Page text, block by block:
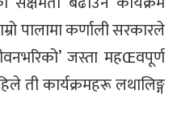
पालामा कर्णाली सरकारले
जस्ता महŒवपूर्ण
ती कार्यक्रमहरू लथालिङ्ग